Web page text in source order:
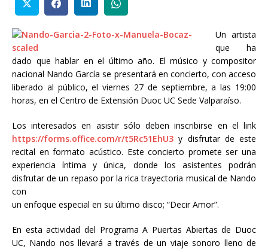
Un artista
que ha
dado que hablar en el último año. El músico y compositor
nacional Nando García se presentará en concierto, con acceso
liberado al público, el viernes 27 de septiembre, a las 19:00
horas, en el Centro de Extensión Duoc UC Sede Valparaíso.
Los interesados en asistir sólo deben inscribirse en el link
https://forms.office.com/r/t5Rc51EhU3 y disfrutar de este
recital en formato acústico. Este concierto promete ser una
experiencia íntima y única, donde los asistentes podrán
disfrutar de un repaso por la rica trayectoria musical de Nando
con
un enfoque especial en su último disco; “Decir Amor”.
En esta actividad del Programa A Puertas Abiertas de Duoc
UC, Nando nos llevará a través de un viaje sonoro lleno de